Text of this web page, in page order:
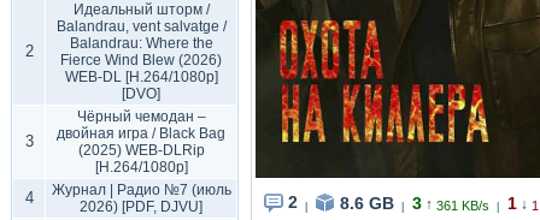
2
Идеальный шторм /
Balandrau, vent salvatge /
Balandrau: Where the
Fierce Wind Blew (2026)
WEB-DL [H.264/1080p]
[DVO]
3
Чёрный чемодан –
двойная игра / Black Bag
(2025) WEB-DLRip
[H.264/1080p]
4
Журнал | Радио №7 (июль
2026) [PDF, DJVU]
2 8.6 GB 3 ↑ 361 KB/s 1 ↓